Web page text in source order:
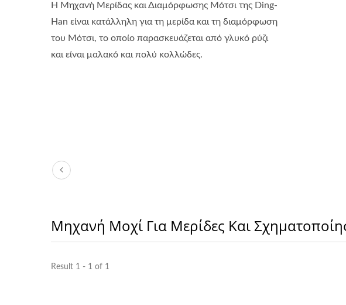
Η Μηχανή Μερίδας και Διαμόρφωσης Μότσι της Ding-
Han είναι κατάλληλη για τη μερίδα και τη διαμόρφωση
του Μότσι, το οποίο παρασκευάζεται από γλυκό ρύζι
και είναι μαλακό και πολύ κολλώδες.
Μηχανή Μοχί Για Μερίδες Και
Result 1 - 1 of 1